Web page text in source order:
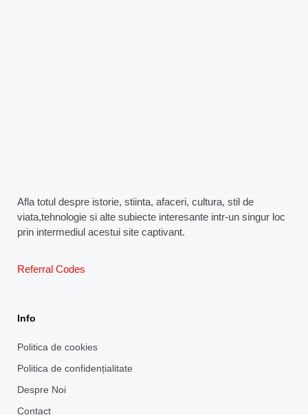
Afla totul despre istorie, stiinta, afaceri, cultura, stil de
viata,tehnologie si alte subiecte interesante intr-un singur loc
prin intermediul acestui site captivant.
Referral Codes
Info
Politica de cookies
Politica de confidențialitate
Despre Noi
Contact